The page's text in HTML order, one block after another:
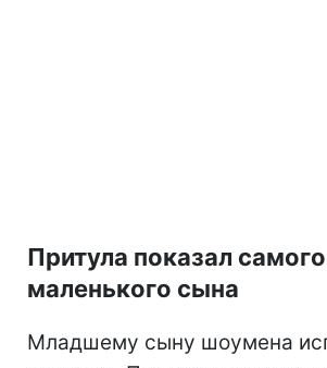
Притула показал самого
маленького сына
Младшему сыну шоумена